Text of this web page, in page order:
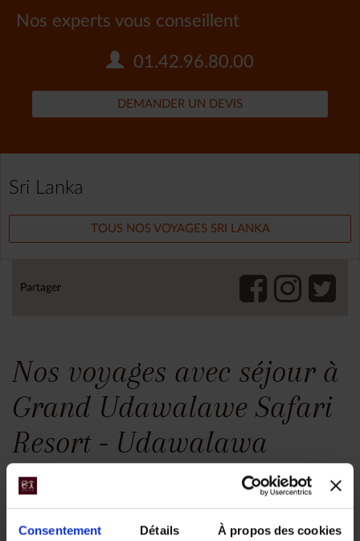
Consentement Détails À propos des cookies
Nos experts vous conseillent
01.42.96.80.00
DEMANDER UN DEVIS
Sri Lanka
TOUS NOS VOYAGES SRI LANKA
Partager
Nos voyages avec séjour à
Grand Udawalawe Safari
Resort - Udawalawa